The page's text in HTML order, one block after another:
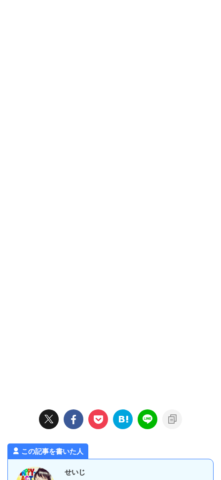
この記事を書いた人
せいじ